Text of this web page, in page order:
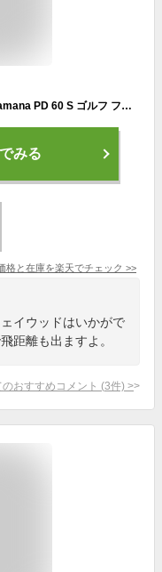
テーラーメイド ステルス STEALTH FW Diamana PD 60 S ゴルフ フェアウェイウッド Diamana PD 60 S 2022年 メンズ TaylorMade
みる
格と在庫を楽天でチェック >>
イウッドはいかがで
距離も出ますよ。
のおすすめコメント (3件) >